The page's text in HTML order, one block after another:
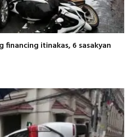
financing itinakas, 6 sasakyan